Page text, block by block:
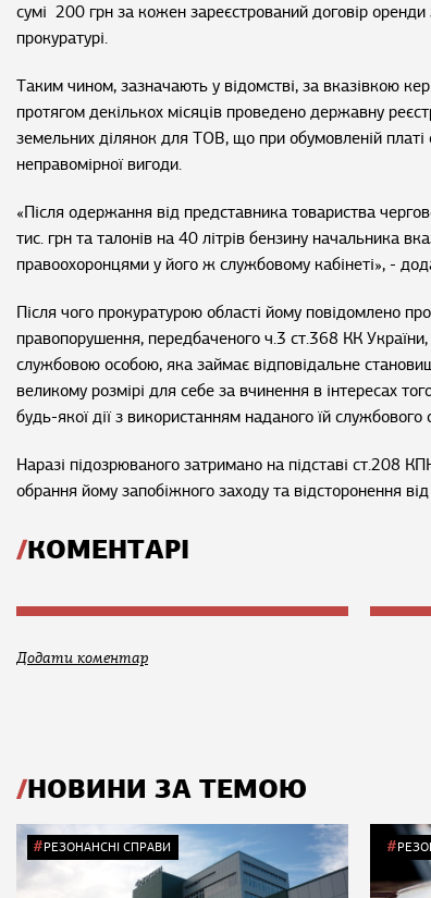
сумі 200 грн за кожен зареєстрований договір оренди
прокуратурі.
Таким чином, зазначають у відомстві, за вказівкою
протягом декількох місяців проведено державну
земельних ділянок для ТОВ, що при обумовленій
неправомірної вигоди.
«Після одержання від представника товариства
тис. грн та талонів на 40 літрів бензину начальника
правоохоронцями у його ж службовому кабінеті», -
Після чого прокуратурою області йому повідомлено
правопорушення, передбаченого ч.3 ст.368 КК
службовою особою, яка займає відповідальне
великому розмірі для себе за вчинення в інтересах
будь-якої дії з використанням наданого їй
Наразі підозрюваного затримано на підставі ст.208
обрання йому запобіжного заходу та відсторонення
КОМЕНТАРІ
Додати коментар
НОВИНИ ЗА ТЕМОЮ
РЕЗОНАНСНІ СПРАВИ